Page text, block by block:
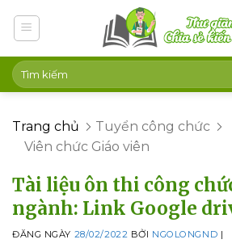
Trang chủ
Tuyển công chức
Viên chức Giáo viên
Tài liệu ôn thi công
ngành: Link Google
ĐĂNG NGÀY 28/02/2022 BỞI NGOLONGND |